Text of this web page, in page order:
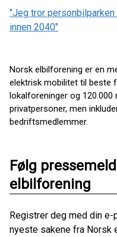
"Jeg tror
innen 2040"
Norsk elbilforening er en
elektrisk mobilitet til beste
lokalforeninger og 120.000
privatpersoner, men
bedriftsmedlemmer.
Følg
elbilforening
Registrer deg med din
nyeste sakene fra Norsk